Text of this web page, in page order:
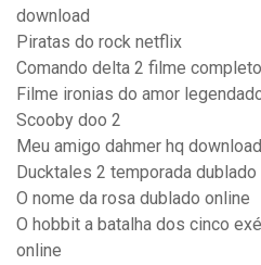
download
Piratas do rock netflix
Comando delta 2 filme completo
Filme ironias do amor
Scooby doo 2
Meu amigo dahmer hq download
Ducktales 2 temporada dublado
O nome da rosa dublado online
O hobbit a batalha dos cinco
online